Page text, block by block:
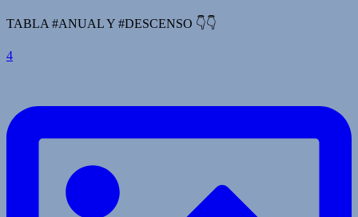
TABLA #ANUAL Y #DESCENSO 👇👇
4